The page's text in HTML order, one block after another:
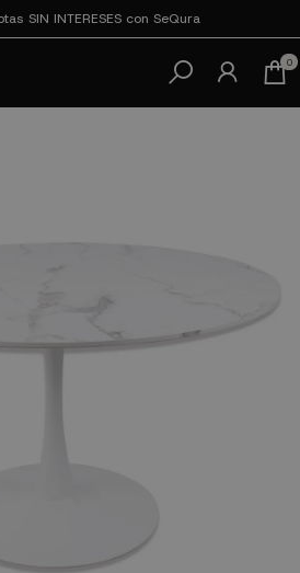
SIN INTERESES con SeQura
0